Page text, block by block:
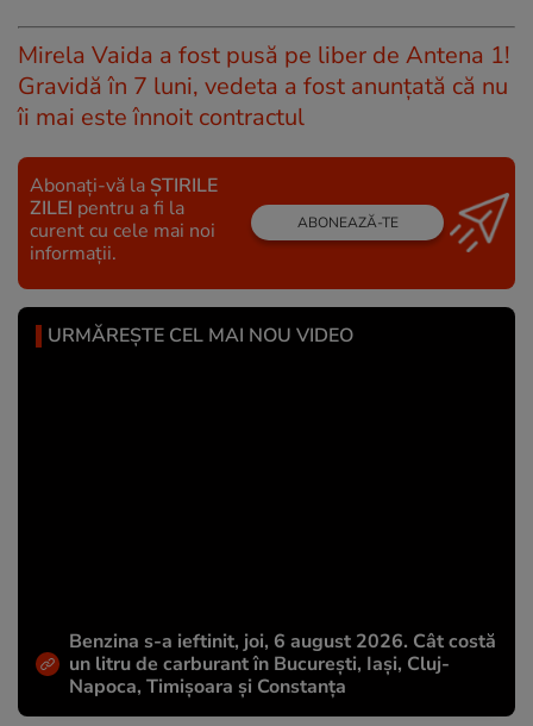
Mirela Vaida a fost pusă pe liber de Antena 1!
Gravidă în 7 luni, vedeta a fost anunțată că nu
îi mai este înnoit contractul
Abonați-vă la ȘTIRILE
ZILEI pentru a fi la
curent cu cele mai noi
informații.
ABONEAZĂ-TE
URMĂREȘTE CEL MAI NOU VIDEO
Benzina s-a ieftinit, joi, 6 august 2026. Cât costă
un litru de carburant în București, Iași, Cluj-
Napoca, Timișoara și Constanța